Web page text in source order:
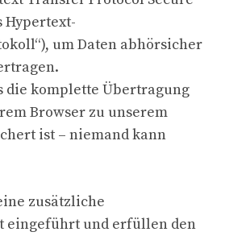
Hypertext-
um Daten abhörsicher
die komplette Übertragung
Browser zu unserem
ist – niemand kann
zusätzliche
eingeführt und erfüllen den